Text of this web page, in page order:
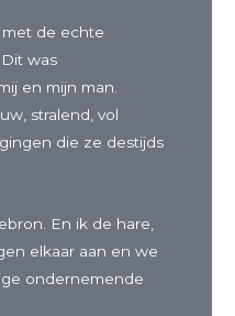
de echte
was
en mijn man.
stralend, vol
die ze destijds
En ik de hare,
elkaar aan en we
ondernemende